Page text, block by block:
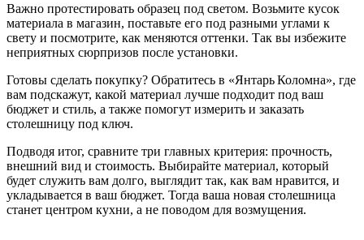
Важно протестировать образец под светом. Возьмите кусок
материала в магазин, поставьте его под разными углами к
свету и посмотрите, как меняются оттенки. Так вы избежите
неприятных сюрпризов после установки.
Готовы сделать покупку? Обратитесь в «Янтарь Коломна», где
вам подскажут, какой материал лучше подходит под ваш
бюджет и стиль, а также помогут измерить и заказать
столешницу под ключ.
Подводя итог, сравните три главных критерия: прочность,
внешний вид и стоимость. Выбирайте материал, который
будет служить вам долго, выглядит так, как вам нравится, и
укладывается в ваш бюджет. Тогда ваша новая столешница
станет центром кухни, а не поводом для возмущения.